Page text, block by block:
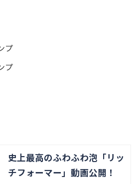
プ
プ
史上最高のふわふわ泡「リッ
チフォーマー」動画公開！